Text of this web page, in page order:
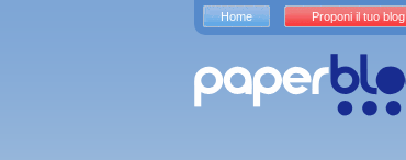
Home Proponi il tuo blog